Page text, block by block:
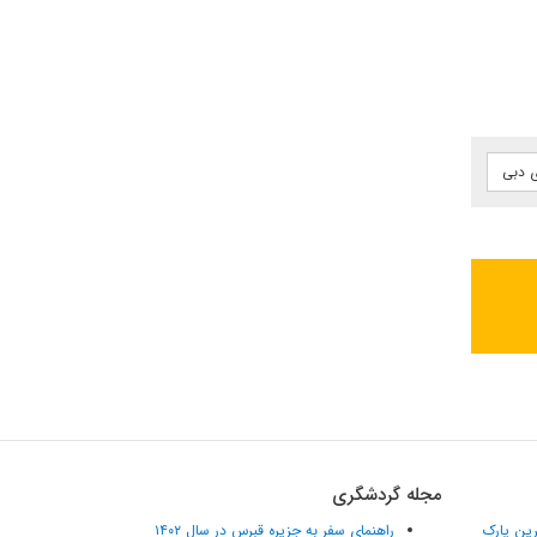
دبی
پارک
مجله گردشگری
راهنمای سفر به جزیره قبرس در سال ۱۴۰۲